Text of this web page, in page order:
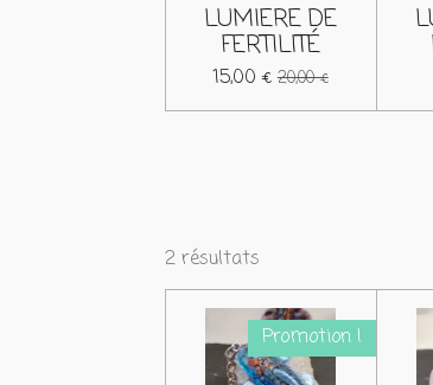
LUMIERE DE
FERTILITÉ
15,00 € 20,00 €
2 résultats
Promotion !